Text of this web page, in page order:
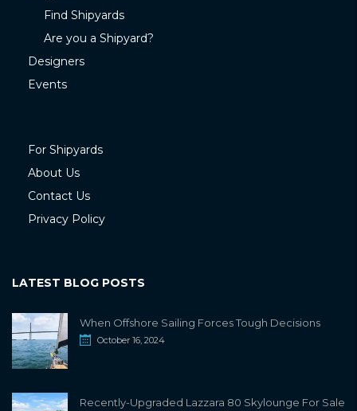
Find Shipyards
Are you a Shipyard?
Designers
Events
For Shipyards
About Us
Contact Us
Privacy Policy
LATEST BLOG POSTS
When Offshore Sailing Forces Tough Decisions
October 16, 2024
Recently-Upgraded Lazzara 80 Skylounge For Sale